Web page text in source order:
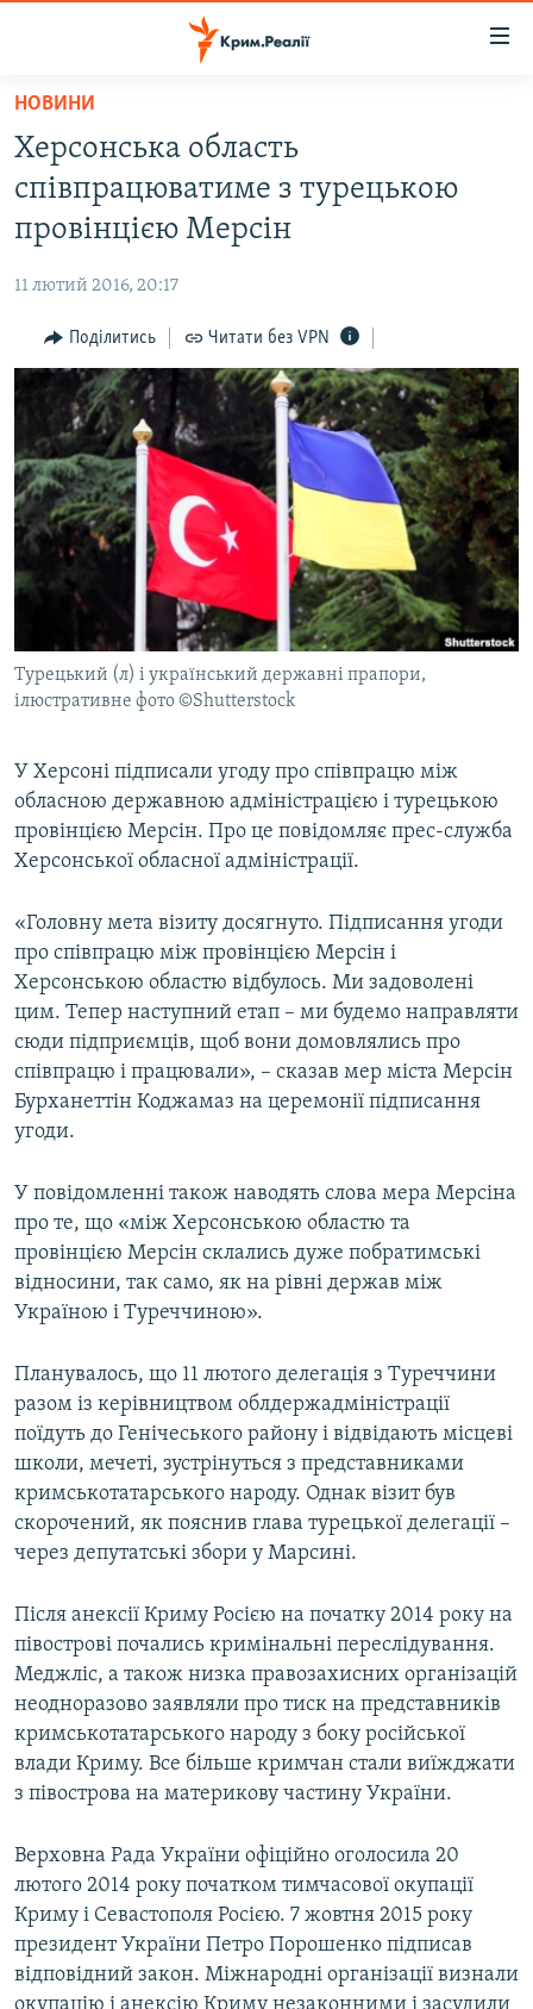
Перейти
основного
матеріалу
до
основної
Перейти
до
пошуку
ВОДА.КРИМ
ВІДЕО ТА ФОТО
БЛОГИ
ПОГЛЯД
ІНТЕРВ'Ю
ВСЕ ЗА ДЕНЬ
СПЕЦПРОЕКТИ
ДЕПОРТАЦІЯ
ВІДЕОУРОКИ «ELIFBE»
СВІДЧЕННЯ ОКУПАЦІЇ
УКРАЇНСЬКА ПРОБЛЕМА КРИМУ
ІНФОГРАФІКА
ЯК ОБІЙТИ БЛОКУВАННЯ
Русский
Qırımtatar
ДОЛУЧАЙСЯ!
Усі сайти RFE/RL
НОВИНИ
Херсонська область
співпрацюватиме з турецькою
провінцією Мерсін
11 лютий 2016, 20:17
Поділитись Читати без VPN
Турецький (л) і український державні прапори,
ілюстративне фото ©Shutterstock
У Херсоні підписали угоду про співпрацю між
обласною державною адміністрацією і турецькою
провінцією Мерсін. Про це повідомляє прес-служба
Херсонської обласної адміністрації.
«Головну мета візиту досягнуто. Підписання угоди
про співпрацю між провінцією Мерсін і
Херсонською областю відбулось. Ми задоволені
цим. Тепер наступний етап – ми будемо направляти
сюди підприємців, щоб вони домовлялись про
співпрацю і працювали», – сказав мер міста Мерсін
Бурханеттін Коджамаз на церемонії підписання
угоди.
У повідомленні також наводять слова мера Мерсіна
про те, що «між Херсонською областю та
провінцією Мерсін склались дуже побратимські
відносини, так само, як на рівні держав між
Україною і Туреччиною».
Планувалось, що 11 лютого делегація з Туреччини
разом із керівництвом облдержадміністрації
поїдуть до Генічеського району і відвідають місцеві
школи, мечеті, зустрінуться з представниками
кримськотатарського народу. Однак візит був
скорочений, як пояснив глава турецької делегації –
через депутатські збори у Марсині.
Після анексії Криму Росією на початку 2014 року на
півострові почались кримінальні переслідування.
Меджліс, а також низка правозахисних організацій
неодноразово заявляли про тиск на представників
кримськотатарського народу з боку російської
влади Криму. Все більше кримчан стали виїжджати
з півострова на материкову частину України.
Верховна Рада України офіційно оголосила 20
лютого 2014 року початком тимчасової окупації
Криму і Севастополя Росією. 7 жовтня 2015 року
президент України Петро Порошенко підписав
відповідний закон. Міжнародні організації визнали